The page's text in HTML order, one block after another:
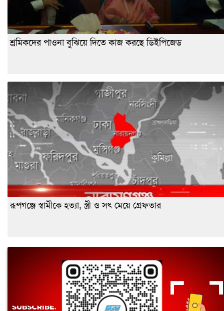
শ্রমিকদের পাওনা বুঝিয়ে দিতে কাজ করছে ডিইপিজেড
রূপগঞ্জে স্বামীকে হত্যা, স্ত্রী ও সৎ মেয়ে গ্রেফতার